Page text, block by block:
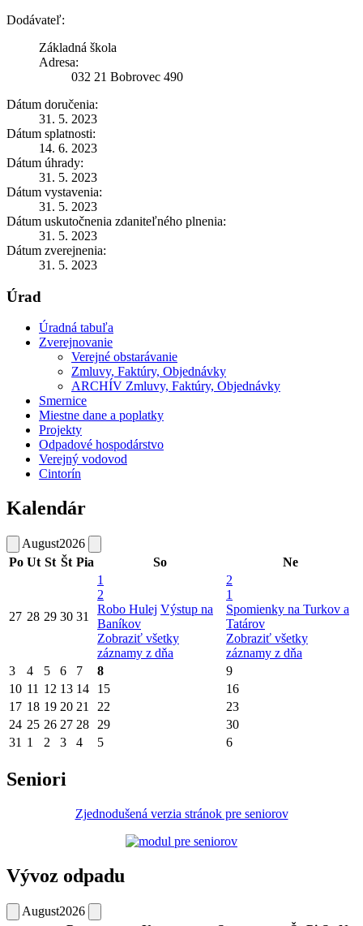
Dodávateľ:
Základná škola
Adresa:
032 21 Bobrovec 490
Dátum doručenia:
31. 5. 2023
Dátum splatnosti:
14. 6. 2023
Dátum úhrady:
31. 5. 2023
Dátum vystavenia:
31. 5. 2023
Dátum uskutočnenia zdaniteľného plnenia:
31. 5. 2023
Dátum zverejnenia:
31. 5. 2023
Úrad
Úradná tabuľa
Zverejnovanie
Verejné obstarávanie
Zmluvy, Faktúry, Objednávky
ARCHÍV Zmluvy, Faktúry, Objednávky
Smernice
Miestne dane a poplatky
Projekty
Odpadové hospodárstvo
Verejný vodovod
Cintorín
Kalendár
August2026
Po Ut St Št Pia So Ne
27 28 29 30 31
1
2
Robo Hulej Výstup na
Baníkov
Zobraziť všetky
záznamy z dňa
2
1
Spomienky na Turkov a
Tatárov
Zobraziť všetky
záznamy z dňa
3
4 5 6 7 8
9
10 11 12 13 14 15
16
17 18 19 20 21 22
23
24 25 26 27 28 29
30
31 1 2 3 4 5 6
Seniori
Zjednodušená verzia stránok pre seniorov
Vývoz odpadu
August2026